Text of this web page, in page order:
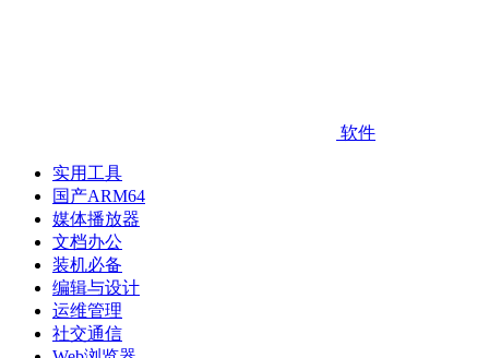
软件
实用工具
国产ARM64
媒体播放器
文档办公
装机必备
编辑与设计
运维管理
社交通信